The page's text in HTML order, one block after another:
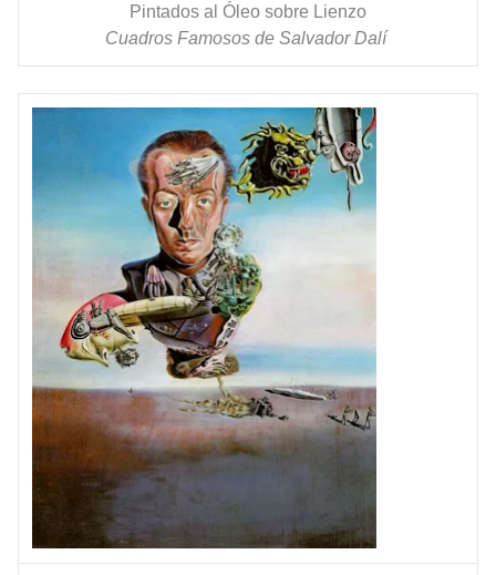
Pintados al Óleo sobre Lienzo
Cuadros Famosos de Salvador Dalí